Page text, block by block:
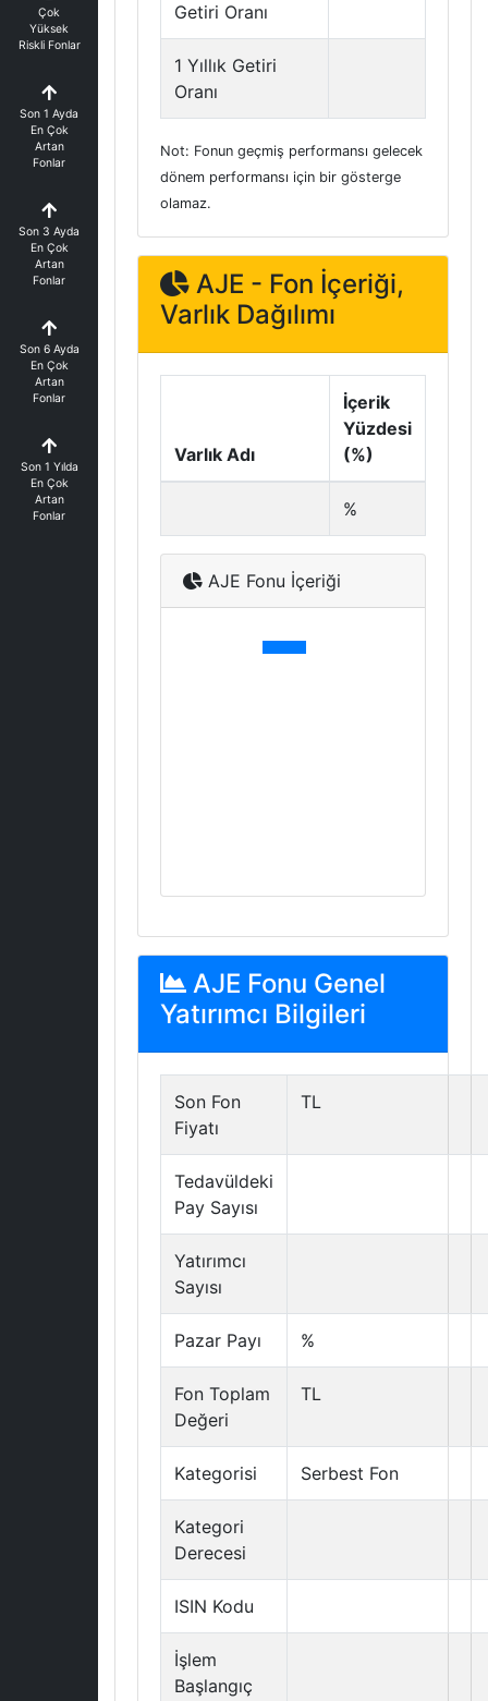
Çok
Yüksek
Riskli Fonlar
Son 1 Ayda
En Çok
Artan
Fonlar
Son 3 Ayda
En Çok
Artan
Fonlar
Son 6 Ayda
En Çok
Artan
Fonlar
Son 1 Yılda
En Çok
Artan
Fonlar
Getiri Oranı
1 Yıllık Getiri
Oranı
Not: Fonun geçmiş performansı gelecek
dönem performansı için bir gösterge
olamaz.
AJE - Fon İçeriği,
Varlık Dağılımı
Varlık Adı
İçerik
Yüzdesi
(%)
%
AJE Fonu İçeriği
AJE Fonu Genel
Yatırımcı Bilgileri
Son Fon
Fiyatı
TL
Tedavüldeki
Pay Sayısı
Yatırımcı
Sayısı
Pazar Payı %
Fon Toplam
Değeri
TL
Kategorisi Serbest Fon
Kategori
Derecesi
ISIN Kodu
İşlem
Başlangıç